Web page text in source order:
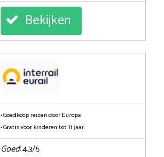
Bekijken
• Goedkoop reizen door Europa
• Gratis voor kinderen tot 11 jaar
Goed: 4,3/5